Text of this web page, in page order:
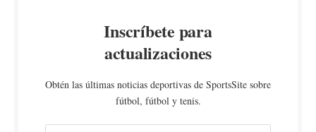
Inscríbete para
actualizaciones
Obtén las últimas noticias deportivas de SportsSite sobre
fútbol, fútbol y tenis.